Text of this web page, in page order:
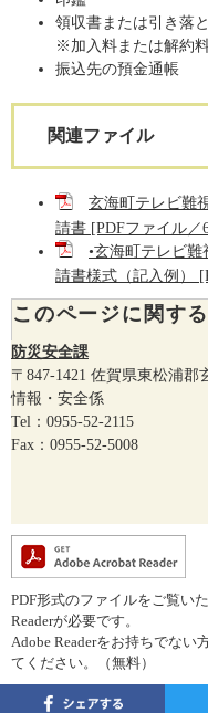
領収書または引き落
※加入料または解約
振込先の預金通帳
関連ファイル
玄海町テレビ難
請書 [PDFファイル／
•玄海町テレビ
請書様式（記入例）
このページに関す
防災安全課
〒847-1421 佐賀県東松浦郡
情報・安全係
Tel：0955-52-2115
Fax：0955-52-5008
PDF形式のファイルをご覧い
Readerが必要です。
Adobe Readerをお持ちでない
てください。（無料）